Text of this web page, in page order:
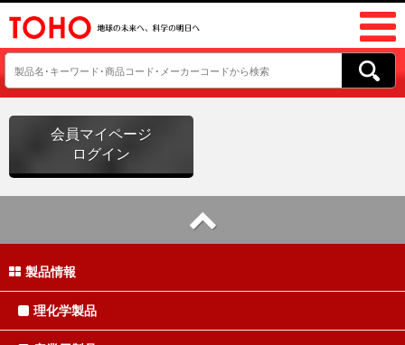
会員マイページ
ログイン
製品情報
理化学製品